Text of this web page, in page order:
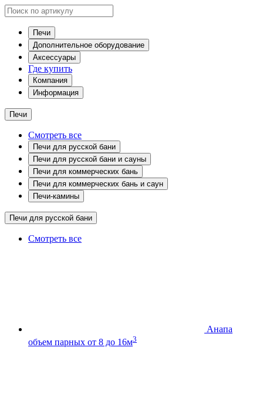
Печи
Дополнительное оборудование
Аксессуары
Где купить
Компания
Информация
Печи
Смотреть все
Печи для русской бани
Печи для русской бани и сауны
Печи для коммерческих бань
Печи для коммерческих бань и саун
Печи-камины
Печи для русской бани
Смотреть все
Анапа
объем парных от 8 до 16м3